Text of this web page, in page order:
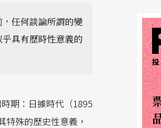
任何談論所謂的變
具有歷時性意義的
期：日據時代（1895
殊的歷史性意義，